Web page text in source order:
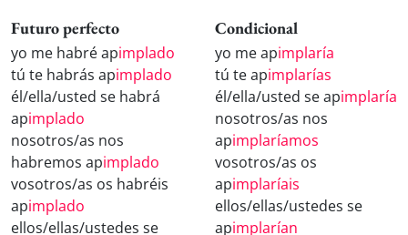
Futuro perfecto
yo me habré apimplado
tú te habrás apimplado
él/ella/usted se habrá
apimplado
nosotros/as nos
habremos apimplado
vosotros/as os habréis
apimplado
ellos/ellas/ustedes se
Condicional
yo me apimplaría
tú te apimplarías
él/ella/usted se apimplaría
nosotros/as nos
apimplaríamos
vosotros/as os
apimplaríais
ellos/ellas/ustedes se
apimplarían